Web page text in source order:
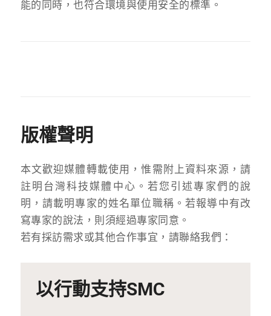
能的同時，也符合環境與使用安全的標準。
版權聲明
本文歡迎媒體轉載使用，惟需附上資料來源，請
註明台灣科技媒體中心。若您引述專家們的說
明，請載明專家的姓名單位職稱。若報導中有改
寫專家的說法，則須經過專家同意。
若有採訪需求或其他合作事宜，請聯絡我們：
以行動支持SMC